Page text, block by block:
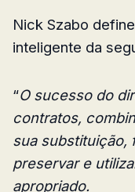
Nick Szabo
inteligente da
“O sucesso do
contratos,
sua substituição,
preservar e
apropriado.